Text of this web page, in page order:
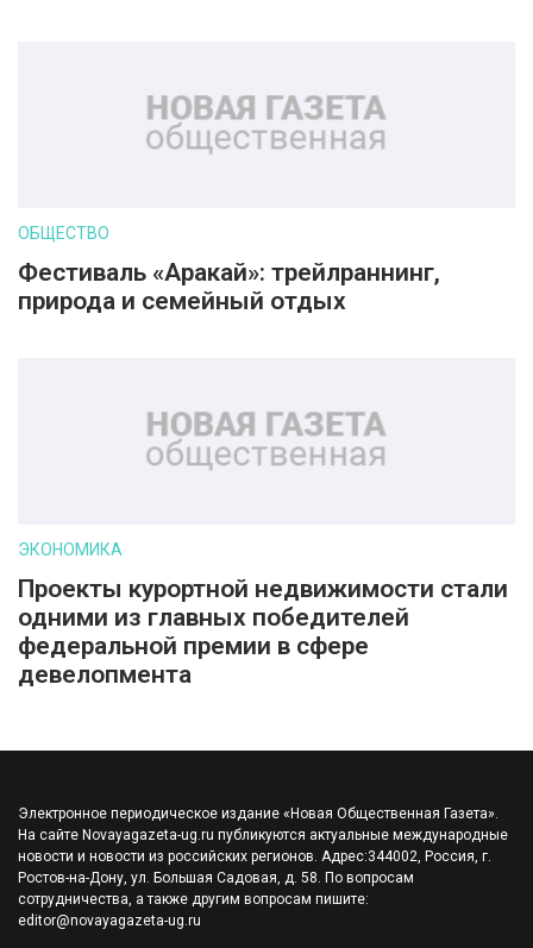
ОБЩЕСТВО
Фестиваль «Аракай»: трейлраннинг,
природа и семейный отдых
ЭКОНОМИКА
Проекты курортной недвижимости стали
одними из главных победителей
федеральной премии в сфере
девелопмента
Электронное периодическое издание «Новая Общественная Газета».
На сайте Novayagazeta-ug.ru публикуются актуальные международные
новости и новости из российских регионов. Адрес:344002, Россия, г.
Ростов-на-Дону, ул. Большая Садовая, д. 58. По вопросам
сотрудничества, а также другим вопросам пишите:
editor@novayagazeta-ug.ru